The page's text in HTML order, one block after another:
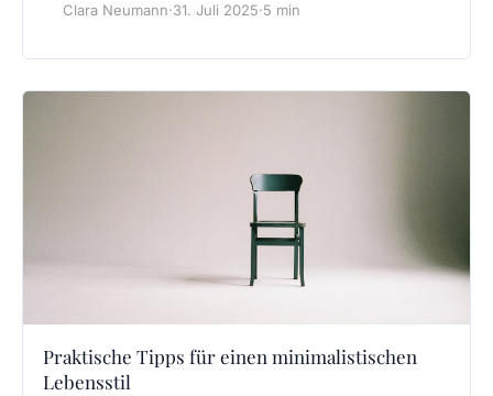
Clara Neumann·31. Juli 2025·5 min
Praktische Tipps für einen minimalistischen
Lebensstil